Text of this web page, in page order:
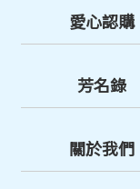
愛心認購
芳名錄
關於我們